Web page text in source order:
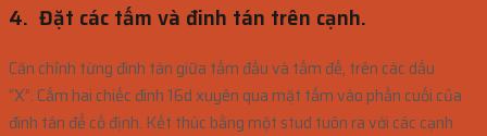
4. Đặt các tấm và đinh tán trên cạnh.
Căn chỉnh từng đinh tán giữa tấm đầu và tấm đế, trên các dấu
“X”. Cắm hai chiếc đinh 16d xuyên qua mặt tấm vào phần cuối của
đinh tán để cố định. Kết thúc bằng một stud tuôn ra với các cạnh